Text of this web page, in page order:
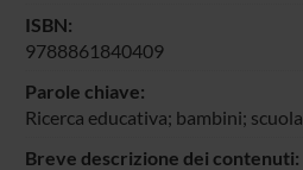
ISBN:
9788861840409
Parole chiave:
Ricerca educativa; bambini; scuola
Breve descrizione dei contenuti: